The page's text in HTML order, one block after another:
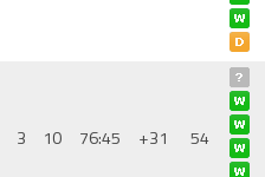
3 10 76:45 +31 54